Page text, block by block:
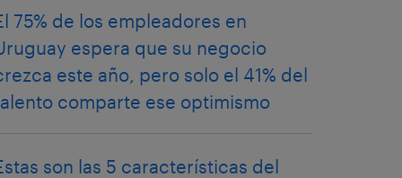
75% de los empleadores en
espera que su negocio
este año, pero solo el 41% del
comparte ese optimismo
son las 5 características del